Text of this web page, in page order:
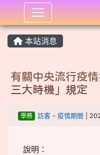
:::
本站消息
有關中央流行疫
三大時機」規定
學務 訪客- 疫情期間 |
說明：